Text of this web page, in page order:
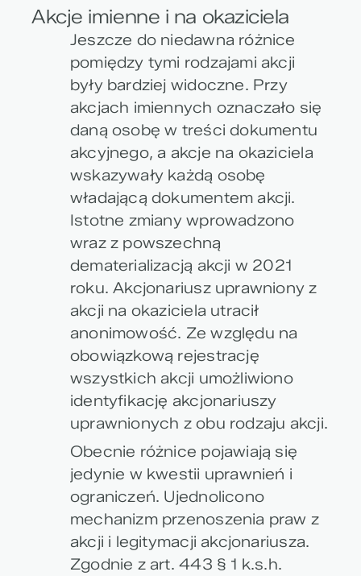
Akcje imienne i na okaziciela
Jeszcze do niedawna różnice
pomiędzy tymi rodzajami akcji
były bardziej widoczne. Przy
akcjach imiennych oznaczało się
daną osobę w treści dokumentu
akcyjnego, a akcje na okaziciela
wskazywały każdą osobę
władającą dokumentem akcji.
Istotne zmiany wprowadzono
wraz z powszechną
dematerializacją akcji w 2021
roku. Akcjonariusz uprawniony z
akcji na okaziciela utracił
anonimowość. Ze względu na
obowiązkową rejestrację
wszystkich akcji umożliwiono
identyfikację akcjonariuszy
uprawnionych z obu rodzaju akcji.
Obecnie różnice pojawiają się
jedynie w kwestii uprawnień i
ograniczeń. Ujednolicono
mechanizm przenoszenia praw z
akcji i legitymacji akcjonariusza.
Zgodnie z art. 443 § 1 k.s.h.